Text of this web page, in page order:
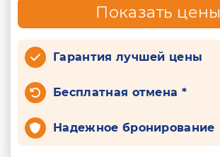
Показать цены
Гарантия лучшей цены
Бесплатная отмена *
Надежное бронирование